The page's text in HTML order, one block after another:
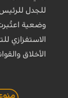
للجدل للرئيس
وضعية
الاستفزازي
الأخلاق